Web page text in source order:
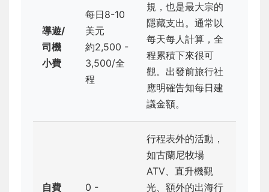
導遊/
司機
小費
每日8-10
美元
約2,500 -
3,500/全
程
規，也是最大宗的
隱藏支出。通常以
每天每人計算，全
程累積下來很可
觀。出發前旅行社
應明確告知每日建
議金額。
自費
0 -
行程表外的活動，
如古蘭尼牧場
ATV、直升機觀
光、額外的出海行